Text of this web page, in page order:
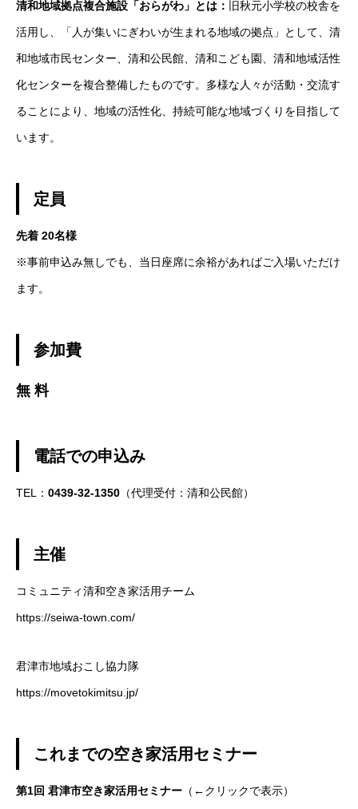
清和地域拠点複合施設「おらがわ」とは： 旧秋元小学校の校舎を
活用し、「人が集いにぎわいが生まれる地域の拠点」として、清
和地域市民センター、清和公民館、清和こども園、清和地域活性
化センターを複合整備したものです。多様な人々が活動・交流す
ることにより、地域の活性化、持続可能な地域づくりを目指して
います。
定員
先着 20名様
※事前申込み無しでも、当日座席に余裕があればご入場いただけ
ます。
参加費
無 料
電話での申込み
TEL： 0439-32-1350 （代理受付：清和公民館）
主催
コミュニティ清和空き家活用チーム
https://seiwa-town.com/
君津市地域おこし協力隊
https://movetokimitsu.jp/
これまでの空き家活用セミナー
第1回 君津市空き家活用セミナー （←クリックで表示）